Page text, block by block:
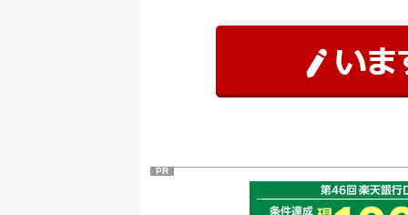
PR